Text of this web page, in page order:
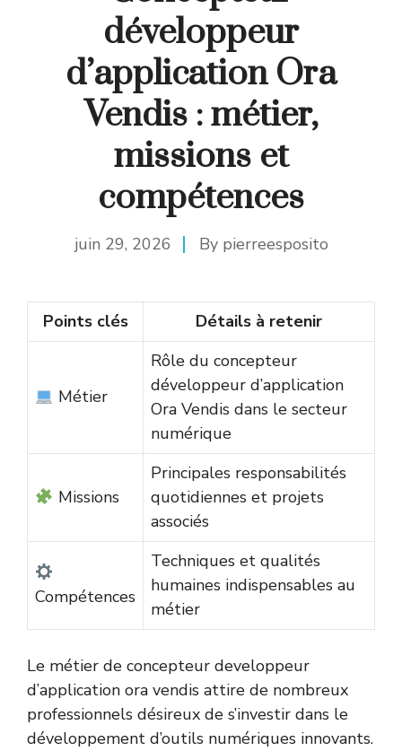
développeur
d’application Ora
Vendis : métier,
missions et
compétences
juin 29, 2026 By pierreesposito
Points clés Détails à retenir
Métier
Rôle du concepteur
développeur d’application
Ora Vendis dans le secteur
numérique
Missions
Principales responsabilités
quotidiennes et projets
associés
Compétences
Techniques et qualités
humaines indispensables au
métier
Le métier de concepteur developpeur
d’application ora vendis attire de nombreux
professionnels désireux de s’investir dans le
développement d’outils numériques innovants.